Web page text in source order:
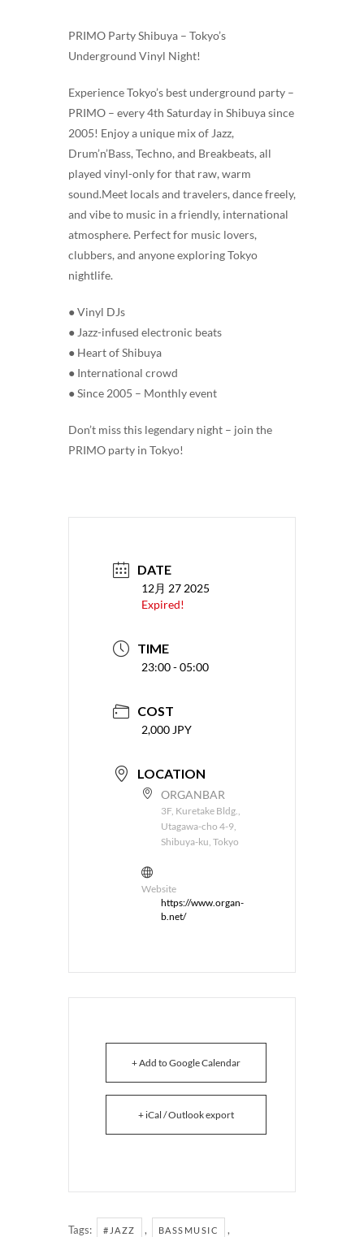
PRIMO Party Shibuya – Tokyo’s
Underground Vinyl Night!
Experience Tokyo’s best underground party –
PRIMO – every 4th Saturday in Shibuya since
2005! Enjoy a unique mix of Jazz,
Drum’n’Bass, Techno, and Breakbeats, all
played vinyl-only for that raw, warm
sound.Meet locals and travelers, dance freely,
and vibe to music in a friendly, international
atmosphere. Perfect for music lovers,
clubbers, and anyone exploring Tokyo
nightlife.
● Vinyl DJs
● Jazz-infused electronic beats
● Heart of Shibuya
● International crowd
● Since 2005 – Monthly event
Don’t miss this legendary night – join the
PRIMO party in Tokyo!
DATE
12月 27 2025
Expired!
TIME
23:00 - 05:00
COST
2,000 JPY
LOCATION
ORGANBAR
3F, Kuretake Bldg.,
Utagawa-cho 4-9,
Shibuya-ku, Tokyo
Website
https://www.organ-
b.net/
+ Add to Google Calendar
+ iCal / Outlook export
Tags: #JAZZ , BASSMUSIC ,